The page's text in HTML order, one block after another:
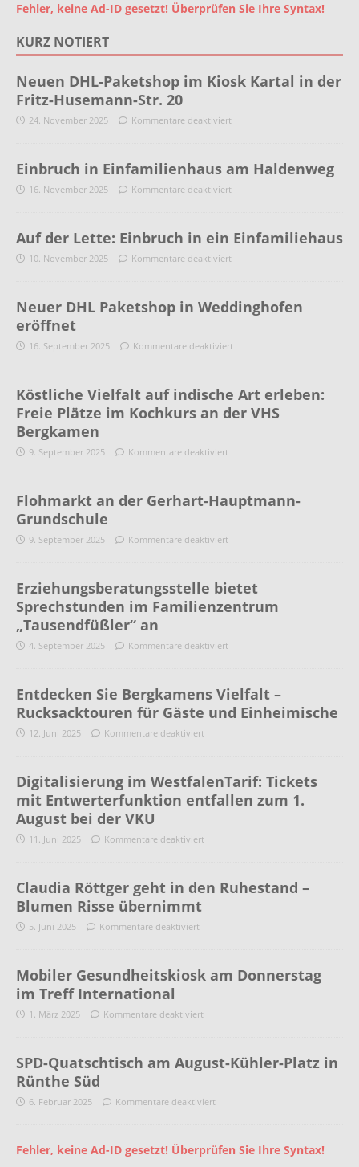
Fehler, keine Ad-ID gesetzt! Überprüfen Sie Ihre Syntax!
KURZ NOTIERT
Neuen DHL-Paketshop im Kiosk Kartal in der
Fritz-Husemann-Str. 20
24. November 2025 Kommentare deaktiviert
Einbruch in Einfamilienhaus am Haldenweg
16. November 2025 Kommentare deaktiviert
Auf der Lette: Einbruch in ein Einfamiliehaus
10. November 2025 Kommentare deaktiviert
Neuer DHL Paketshop in Weddinghofen
eröffnet
16. September 2025 Kommentare deaktiviert
Köstliche Vielfalt auf indische Art erleben:
Freie Plätze im Kochkurs an der VHS
Bergkamen
9. September 2025 Kommentare deaktiviert
Flohmarkt an der Gerhart-Hauptmann-
Grundschule
9. September 2025 Kommentare deaktiviert
Erziehungsberatungsstelle bietet
Sprechstunden im Familienzentrum
„Tausendfüßler“ an
4. September 2025 Kommentare deaktiviert
Entdecken Sie Bergkamens Vielfalt –
Rucksacktouren für Gäste und Einheimische
12. Juni 2025 Kommentare deaktiviert
Digitalisierung im WestfalenTarif: Tickets
mit Entwerterfunktion entfallen zum 1.
August bei der VKU
11. Juni 2025 Kommentare deaktiviert
Claudia Röttger geht in den Ruhestand –
Blumen Risse übernimmt
5. Juni 2025 Kommentare deaktiviert
Mobiler Gesundheitskiosk am Donnerstag
im Treff International
1. März 2025 Kommentare deaktiviert
SPD-Quatschtisch am August-Kühler-Platz in
Rünthe Süd
6. Februar 2025 Kommentare deaktiviert
Fehler, keine Ad-ID gesetzt! Überprüfen Sie Ihre Syntax!